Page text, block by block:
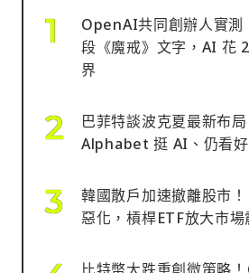
OpenAI共同創辦人實
段《魔戒》文字，AI 花
界
巴菲特談波克夏最新布
Alphabet 挺 AI、仍看
韓國散戶加速撤離股市
惡化，槓桿ETF放大市場